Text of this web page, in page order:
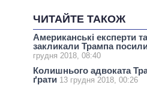
ЧИТАЙТЕ ТАКОЖ
Американські експерти
закликали Трампа
грудня 2018, 08:40
Колишнього адвоката
ґрати 13 грудня 2018, 00:26